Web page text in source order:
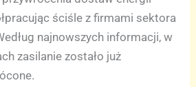
ściśle z firmami sektora
najnowszych informacji, w
zasilanie zostało już